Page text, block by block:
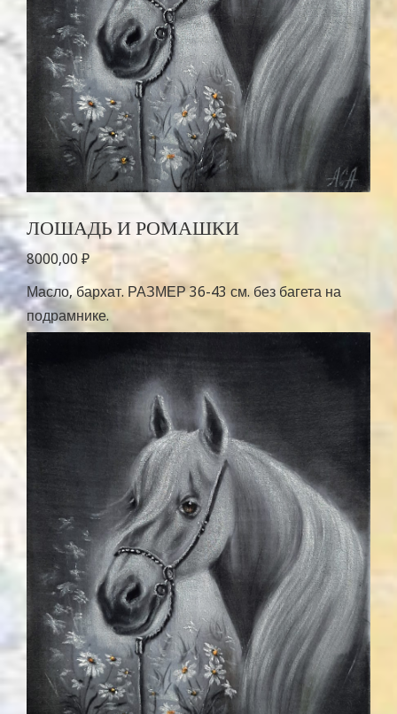
ЛОШАДЬ И РОМАШКИ
8000,00 ₽
Масло, бархат. РАЗМЕР 36-43 см. без багета на
подрамнике.